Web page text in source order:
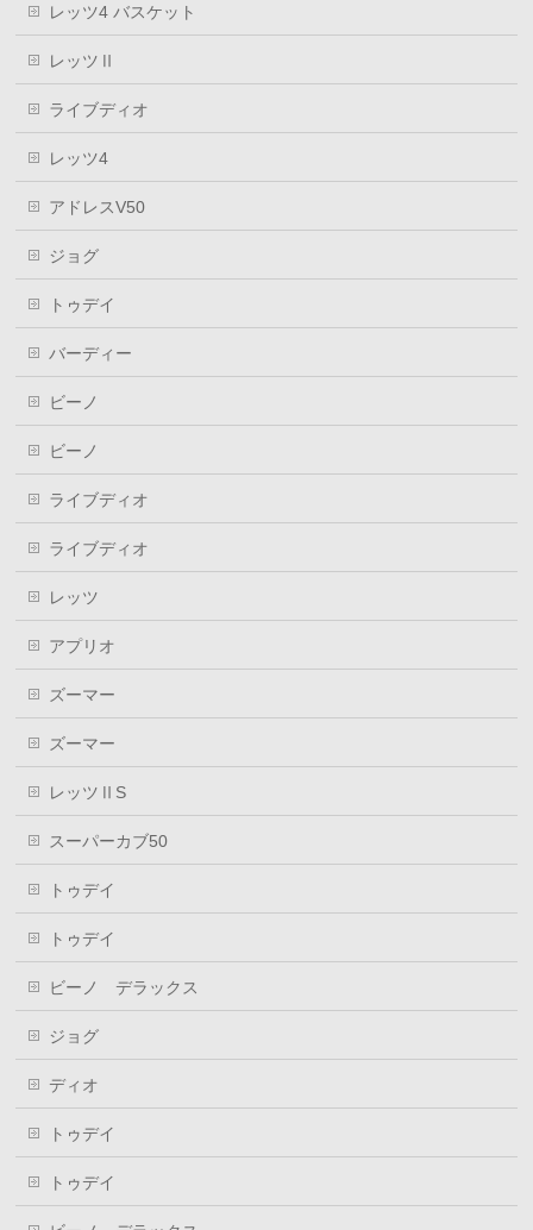
レッツ4 バスケット
レッツⅡ
ライブディオ
レッツ4
アドレスV50
ジョグ
トゥデイ
バーディー
ビーノ
ビーノ
ライブディオ
ライブディオ
レッツ
アプリオ
ズーマー
ズーマー
レッツⅡS
スーパーカブ50
トゥデイ
トゥデイ
ビーノ デラックス
ジョグ
ディオ
トゥデイ
トゥデイ